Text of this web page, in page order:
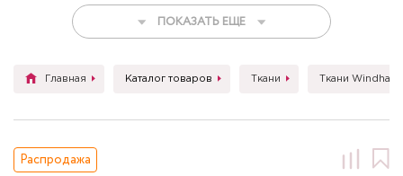
ПОКАЗАТЬ ЕЩЕ
Главная Каталог товаров Ткани Ткани
Распродажа